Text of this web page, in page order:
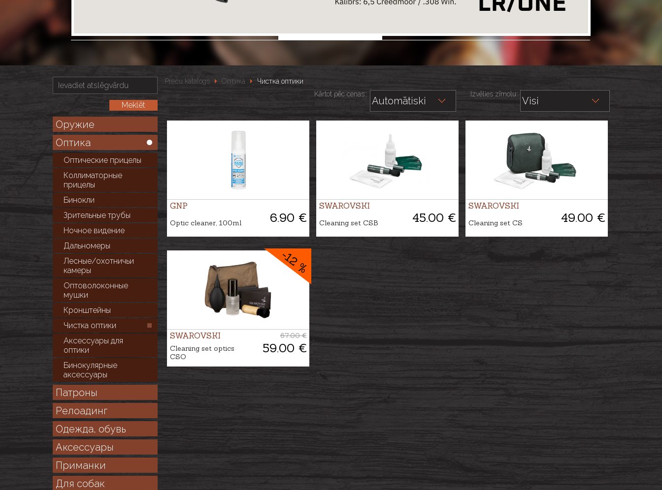
Оружие
Оптика
Оптические прицелы
Коллиматорные
прицелы
Бинокли
Зрительные трубы
Ночное видение
Дальномеры
Лесные/охотничьи
камеры
Оптоволоконные
мушки
Кронштейны
Чистка оптики
Аксессуары для
оптики
Бинокулярные
аксессуары
Патроны
Релоадинг
Одежда, обувь
Аксессуары
Приманки
Для собак
Preču katalogs Оптика
Чистка оптики
Kārtot pēc cenas::
Izvēlies zīmolu:
GNP
6.90 €
Optic cleaner, 100ml
SWAROVSKI
45.00 €
Cleaning set CSB
SWAROVSKI
49.00 €
Cleaning set CS
-12 %
SWAROVSKI 67.00 €
59.00 €
Cleaning set optics
CSO